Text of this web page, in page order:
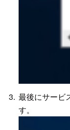
最後にサービ
す。